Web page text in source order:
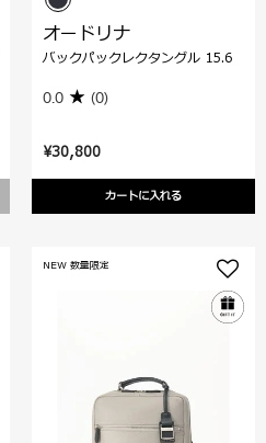
¥30,800
カートに入れる
オードリナ
バックパックレクタングル 15.6
0.0 (0)
NEW 数量限定